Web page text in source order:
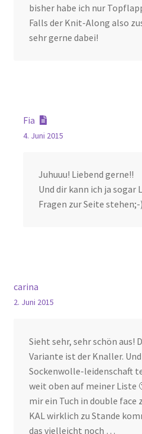
bisher habe ich nur
Falls der Knit-Along also
sehr gerne dabei!
Fia
4. Juni 2015
Juhuuu! Liebend gerne!!
Und dir kann ich ja sogar
Fragen zur Seite
carina
2. Juni 2015
Sieht sehr, sehr schön aus!
Variante ist der Knaller.
Sockenwolle-leidenschaft
weit oben auf meiner Liste
mir ein Tuch in double face
KAL wirklich zu Stande
das vielleicht noch …